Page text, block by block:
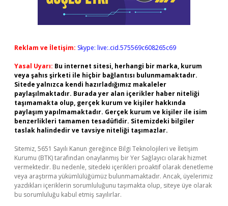
Reklam ve İletişim: Skype: live:.cid.575569c608265c69
Yasal Uyarı: Bu internet sitesi, herhangi bir marka, kurum
veya şahıs şirketi ile hiçbir bağlantısı bulunmamaktadır.
Sitede yalnızca kendi hazırladığımız makaleler
paylaşılmaktadır. Burada yer alan içerikler haber niteliği
taşımamakta olup, gerçek kurum ve kişiler hakkında
paylaşım yapılmamaktadır. Gerçek kurum ve kişiler ile isim
benzerlikleri tamamen tesadüfidir. Sitemizdeki bilgiler
taslak halindedir ve tavsiye niteliği taşımazlar.
Sitemiz, 5651 Sayılı Kanun gereğince Bilgi Teknolojileri ve İletişim
Kurumu (BTK) tarafından onaylanmış bir Yer Sağlayıcı olarak hizmet
vermektedir. Bu nedenle, sitedeki içerikleri proaktif olarak denetleme
veya araştırma yükümlülüğümüz bulunmamaktadır. Ancak, üyelerimiz
yazdıkları içeriklerin sorumluluğunu taşımakta olup, siteye üye olarak
bu sorumluluğu kabul etmiş sayılırlar.